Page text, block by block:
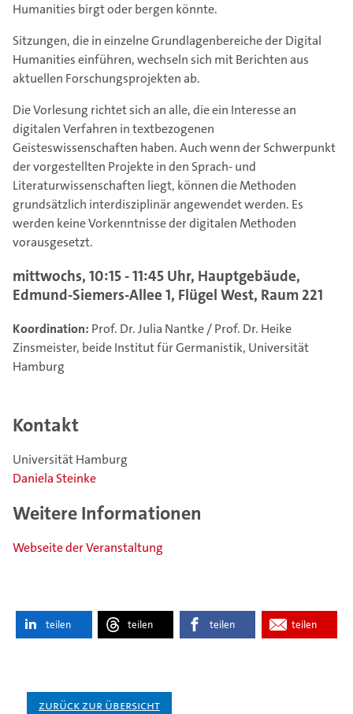
Humanities birgt oder bergen könnte.
Sitzungen, die in einzelne Grundlagenbereiche der Digital
Humanities einführen, wechseln sich mit Berichten aus
aktuellen Forschungsprojekten ab.
Die Vorlesung richtet sich an alle, die ein Interesse an
digitalen Verfahren in textbezogenen
Geisteswissenschaften haben. Auch wenn der Schwerpunkt
der vorgestellten Projekte in den Sprach- und
Literaturwissenschaften liegt, können die Methoden
grundsätzlich interdisziplinär angewendet werden. Es
werden keine Vorkenntnisse der digitalen Methoden
vorausgesetzt.
mittwochs, 10:15 - 11:45 Uhr, Hauptgebäude,
Edmund-Siemers-Allee 1, Flügel West, Raum 221
Koordination: Prof. Dr. Julia Nantke / Prof. Dr. Heike
Zinsmeister, beide Institut für Germanistik, Universität
Hamburg
Kontakt
Universität Hamburg
Daniela Steinke
Weitere Informationen
Webseite der Veranstaltung
teilen teilen teilen teilen
Zurück zur Übersicht